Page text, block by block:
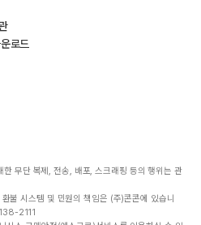
로드
무단 복제, 전송, 배포, 스크래핑 등의 행위는 관
불 시스템 및 민원의 책임은 (주)콘콘에 있습니
2111